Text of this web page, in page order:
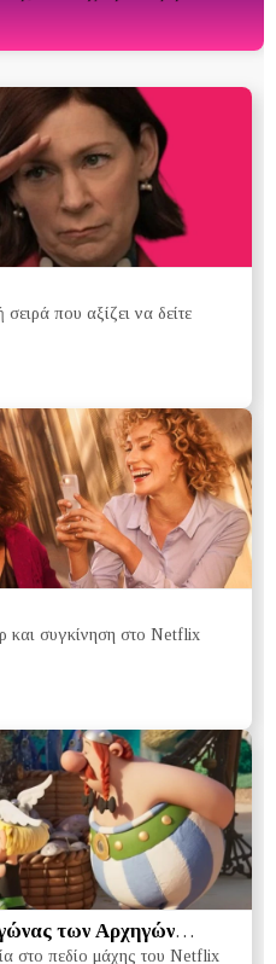
που αξίζει να δείτε
και συγκίνηση στο Netflix
των Αρχηγών
στο πεδίο μάχης του Netflix